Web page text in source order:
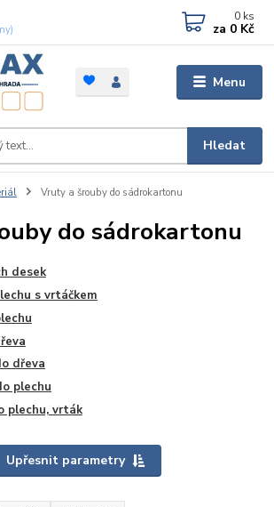
Menu
Hledat
0 ks
za 0 Kč
Vruty a šrouby do sádrokartonu
do sádrokartonu
desek
s vrtáčkem
dřeva
plechu
plechu, vrták
Upřesnit parametry